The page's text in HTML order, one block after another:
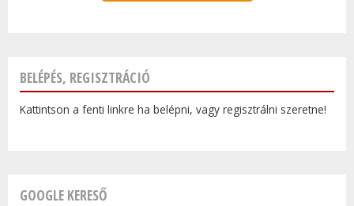
BELÉPÉS, REGISZTRÁCIÓ
Kattintson a fenti linkre ha belépni, vagy regisztrálni szeretne!
GOOGLE KERESŐ